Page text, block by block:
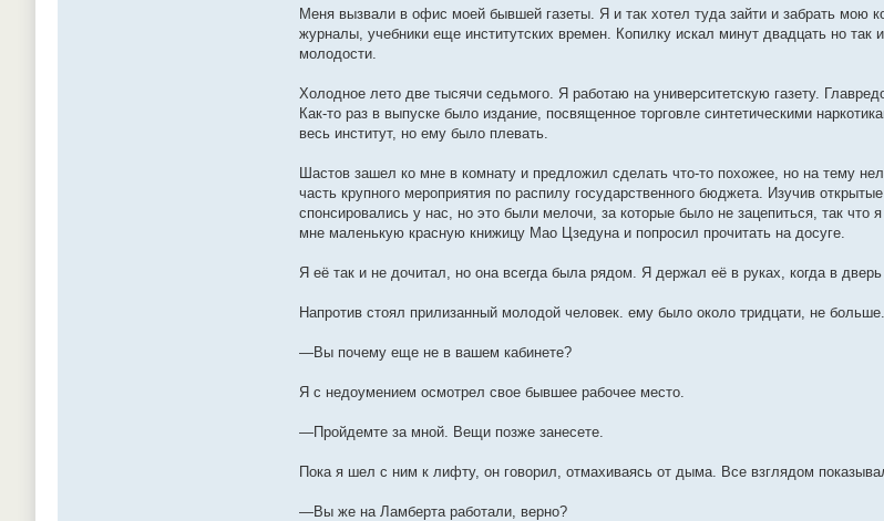
Меня вызвали в офис моей бывшей газеты. Я и так хотел туда зайти и забрать
журналы, учебники еще институтских времен. Копилку искал минут двадцать но
молодости.
Холодное лето две тысячи седьмого. Я работаю на университетскую газету.
Как-то раз в выпуске было издание, посвященное торговле синтетическими
весь институт, но ему было плевать.
Шастов зашел ко мне в комнату и предложил сделать что-то похожее, но на тему
часть крупного мероприятия по распилу государственного бюджета. Изучив
спонсировались у нас, но это были мелочи, за которые было не зацепиться, так
мне маленькую красную книжицу Мао Цзедуна и попросил прочитать на досуге.
Я её так и не дочитал, но она всегда была рядом. Я держал её в руках, когда в дверь
Напротив стоял прилизанный молодой человек. ему было около тридцати, не
—Вы почему еще не в вашем кабинете?
Я с недоумением осмотрел свое бывшее рабочее место.
—Пройдемте за мной. Вещи позже занесете.
Пока я шел с ним к лифту, он говорил, отмахиваясь от дыма. Все взглядом
—Вы же на Ламберта работали, верно?